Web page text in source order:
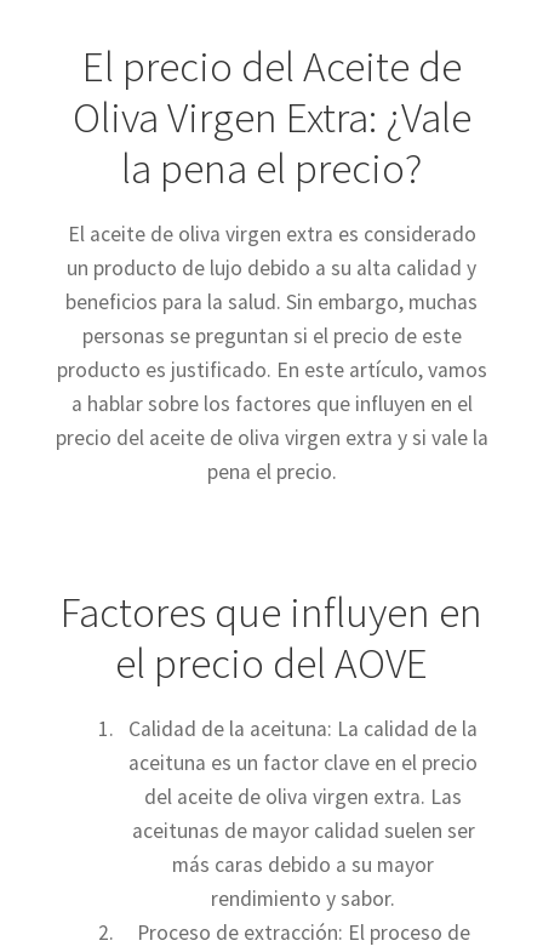
El precio del Aceite de
Oliva Virgen Extra: ¿Vale
la pena el precio?
El aceite de oliva virgen extra es considerado
un producto de lujo debido a su alta calidad y
beneficios para la salud. Sin embargo, muchas
personas se preguntan si el precio de este
producto es justificado. En este artículo, vamos
a hablar sobre los factores que influyen en el
precio del aceite de oliva virgen extra y si vale la
pena el precio.
Factores que influyen en
el precio del AOVE
Calidad de la aceituna: La calidad de la
aceituna es un factor clave en el precio
del aceite de oliva virgen extra. Las
aceitunas de mayor calidad suelen ser
más caras debido a su mayor
rendimiento y sabor.
Proceso de extracción: El proceso de